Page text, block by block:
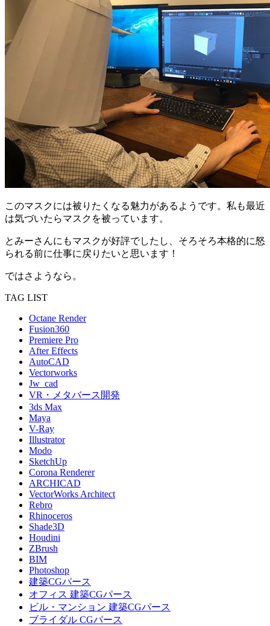
このマスクには被りたくなる魅力があるようです。私も最近
は気づいたらマスクを被っています。
とみーさんにもマスクが好評でしたし、そろそろ本格的に怒
られる前に仕事に戻りたいと思います ！
ではさようなら。
TAG LIST
Octane Render
Fusion360
Premiere Pro
After Effects
AutoCAD
Vectorworks
Jw_cad
VR・メタバース開発
3ds Max
Maya
V-Ray
Illustrator
Modo
SketchUp
Corona Renderer
ARCHICAD
VectorWorks Architect
Rebro
Rhinoceros
Shade3D
Houdini
ZBrush
BIM
Photoshop
建築CGパース
オフィス 建築CGパース
ビル・マンション 建築CGパース
ブライダル CGパース